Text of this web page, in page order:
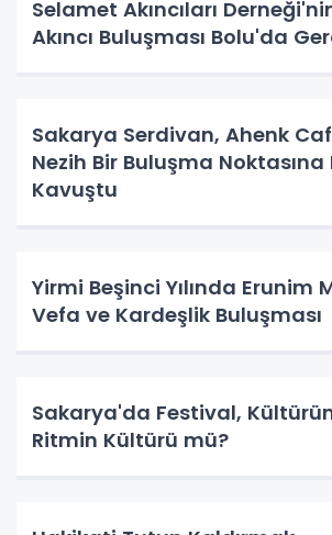
Selamet Akıncıları
Akıncı Buluşması Bolu'da
Sakarya Serdivan, Ahenk
Nezih Bir Buluşma Noktasına
Kavuştu
Yirmi Beşinci Yılında Erunim
Vefa ve Kardeşlik Buluşması
Sakarya'da Festival,
Ritmin Kültürü mü?